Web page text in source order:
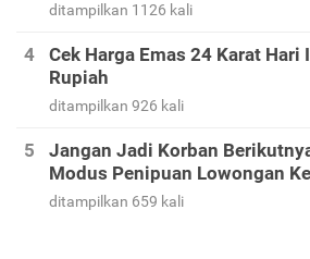
ditampilkan 1126 kali
Cek Harga Emas 24 Karat Hari
Rupiah
ditampilkan 926 kali
Jangan Jadi Korban
Modus Penipuan Lowongan
ditampilkan 659 kali